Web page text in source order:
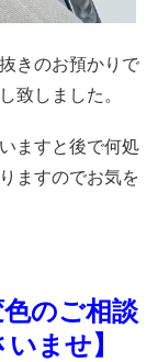
きのお預かりで
致しました。
ますと後で何処
ますのでお気を
色のご相談
ませ】